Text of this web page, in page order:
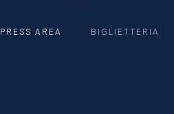
PRESS AREA BIGLIETTERIA